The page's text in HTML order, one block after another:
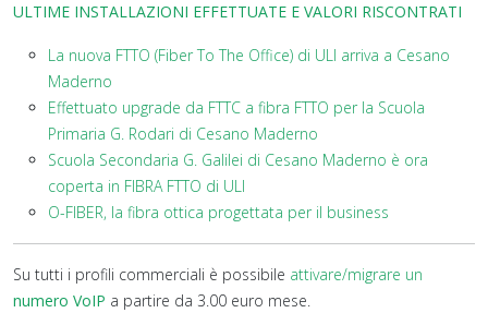
ULTIME INSTALLAZIONI EFFETTUATE E VALORI RISCONTRATI
La nuova FTTO (Fiber To The Office) di ULI arriva a Cesano
Maderno
Effettuato upgrade da FTTC a fibra FTTO per la Scuola
Primaria G. Rodari di Cesano Maderno
Scuola Secondaria G. Galilei di Cesano Maderno è ora
coperta in FIBRA FTTO di ULI
O-FIBER, la fibra ottica progettata per il business
Su tutti i profili commerciali è possibile attivare/migrare un
numero VoIP a partire da 3.00 euro mese.